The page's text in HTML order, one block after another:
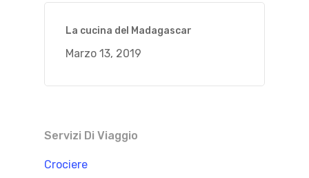
La cucina del Madagascar
Marzo 13, 2019
Servizi Di Viaggio
Crociere